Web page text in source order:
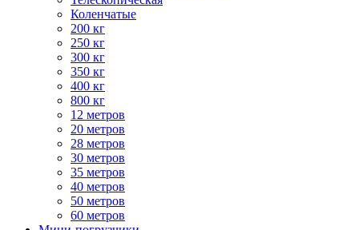
Коленчатые
200 кг
250 кг
300 кг
350 кг
400 кг
800 кг
12 метров
20 метров
28 метров
30 метров
35 метров
40 метров
50 метров
60 метров